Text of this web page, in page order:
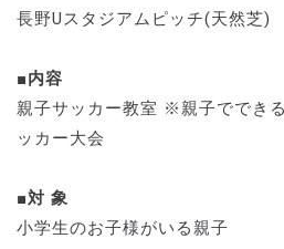
長野Uスタジアムピッチ(天然芝)
■内容
親子サッカー教室 ※親子ででき
ッカー大会
■対 象
小学生のお子様がいる親子